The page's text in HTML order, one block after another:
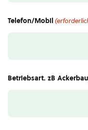
Telefon/Mobil
Betriebsart. zB